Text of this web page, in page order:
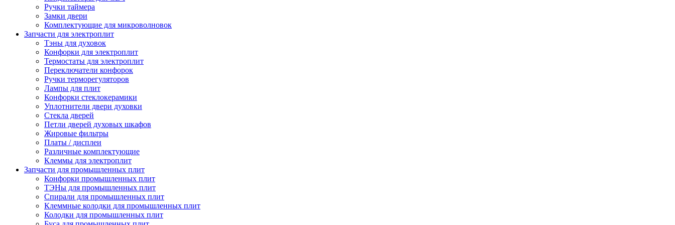
Ручки таймера
Замки двери
Комплектующие для микроволновок
Запчасти для электроплит
Тэны для духовок
Конфорки для электроплит
Термостаты для электроплит
Переключатели конфорок
Ручки терморегуляторов
Лампы для плит
Конфорки стеклокерамики
Уплотнители двери духовки
Стекла дверей
Петли дверей духовых шкафов
Жировые фильтры
Платы / дисплеи
Различные комплектующие
Клеммы для электроплит
Запчасти для промышленных плит
Конфорки промышленных плит
ТЭНы для промышленных плит
Спирали для промышленных плит
Клеммные колодки для промышленных плит
Колодки для промышленных плит